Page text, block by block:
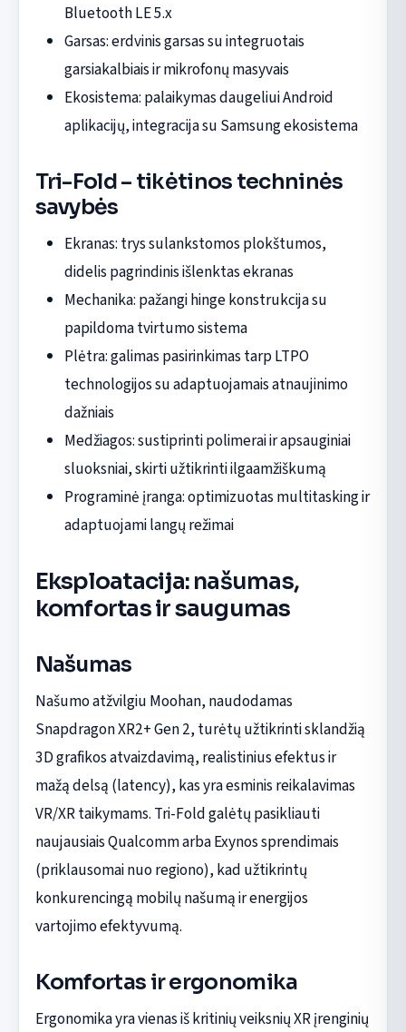
Bluetooth LE 5.x
Garsas: erdvinis garsas su integruotais
garsiakalbiais ir mikrofonų masyvais
Ekosistema: palaikymas daugeliui Android
aplikacijų, integracija su Samsung ekosistema
Tri-Fold – tikėtinos techninės
savybės
Ekranas: trys sulankstomos plokštumos,
didelis pagrindinis išlenktas ekranas
Mechanika: pažangi hinge konstrukcija su
papildoma tvirtumo sistema
Plėtra: galimas pasirinkimas tarp LTPO
technologijos su adaptuojamais atnaujinimo
dažniais
Medžiagos: sustiprinti polimerai ir apsauginiai
sluoksniai, skirti užtikrinti ilgaamžiškumą
Programinė įranga: optimizuotas multitasking ir
adaptuojami langų režimai
Eksploatacija: našumas,
komfortas ir saugumas
Našumas
Našumo atžvilgiu Moohan, naudodamas
Snapdragon XR2+ Gen 2, turėtų užtikrinti sklandžią
3D grafikos atvaizdavimą, realistinius efektus ir
mažą delsą (latency), kas yra esminis reikalavimas
VR/XR taikymams. Tri-Fold galėtų pasikliauti
naujausiais Qualcomm arba Exynos sprendimais
(priklausomai nuo regiono), kad užtikrintų
konkurencingą mobilų našumą ir energijos
vartojimo efektyvumą.
Komfortas ir ergonomika
Ergonomika yra vienas iš kritinių veiksnių XR įrenginių